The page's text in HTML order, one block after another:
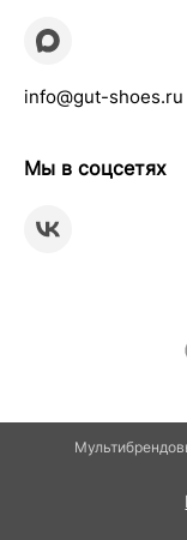
info@gut-shoes.ru
Мы в соцсетях